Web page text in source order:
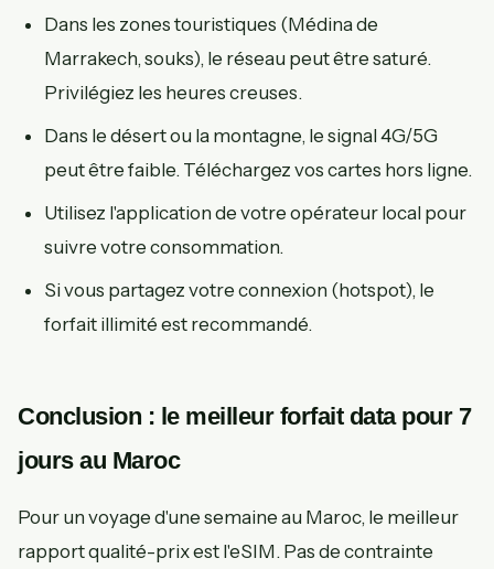
Dans les zones touristiques (Médina de
Marrakech, souks), le réseau peut être saturé.
Privilégiez les heures creuses.
Dans le désert ou la montagne, le signal 4G/5G
peut être faible. Téléchargez vos cartes hors ligne.
Utilisez l'application de votre opérateur local pour
suivre votre consommation.
Si vous partagez votre connexion (hotspot), le
forfait illimité est recommandé.
Conclusion : le meilleur forfait data pour 7
jours au Maroc
Pour un voyage d'une semaine au Maroc, le meilleur
rapport qualité-prix est l'eSIM. Pas de contrainte